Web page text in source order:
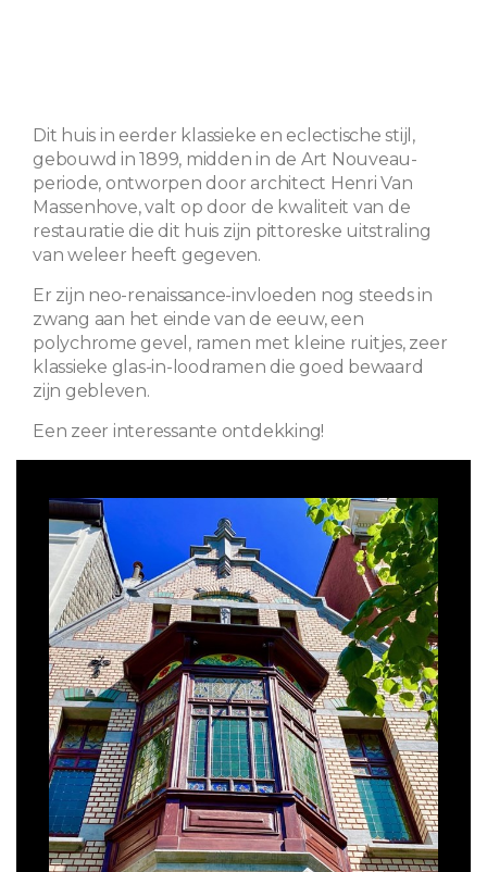
Dit huis in eerder klassieke en eclectische stijl,
gebouwd in 1899, midden in de Art Nouveau-
periode, ontworpen door architect Henri Van
Massenhove, valt op door de kwaliteit van de
restauratie die dit huis zijn pittoreske uitstraling
van weleer heeft gegeven.
Er zijn neo-renaissance-invloeden nog steeds in
zwang aan het einde van de eeuw, een
polychrome gevel, ramen met kleine ruitjes, zeer
klassieke glas-in-loodramen die goed bewaard
zijn gebleven.
Een zeer interessante ontdekking!